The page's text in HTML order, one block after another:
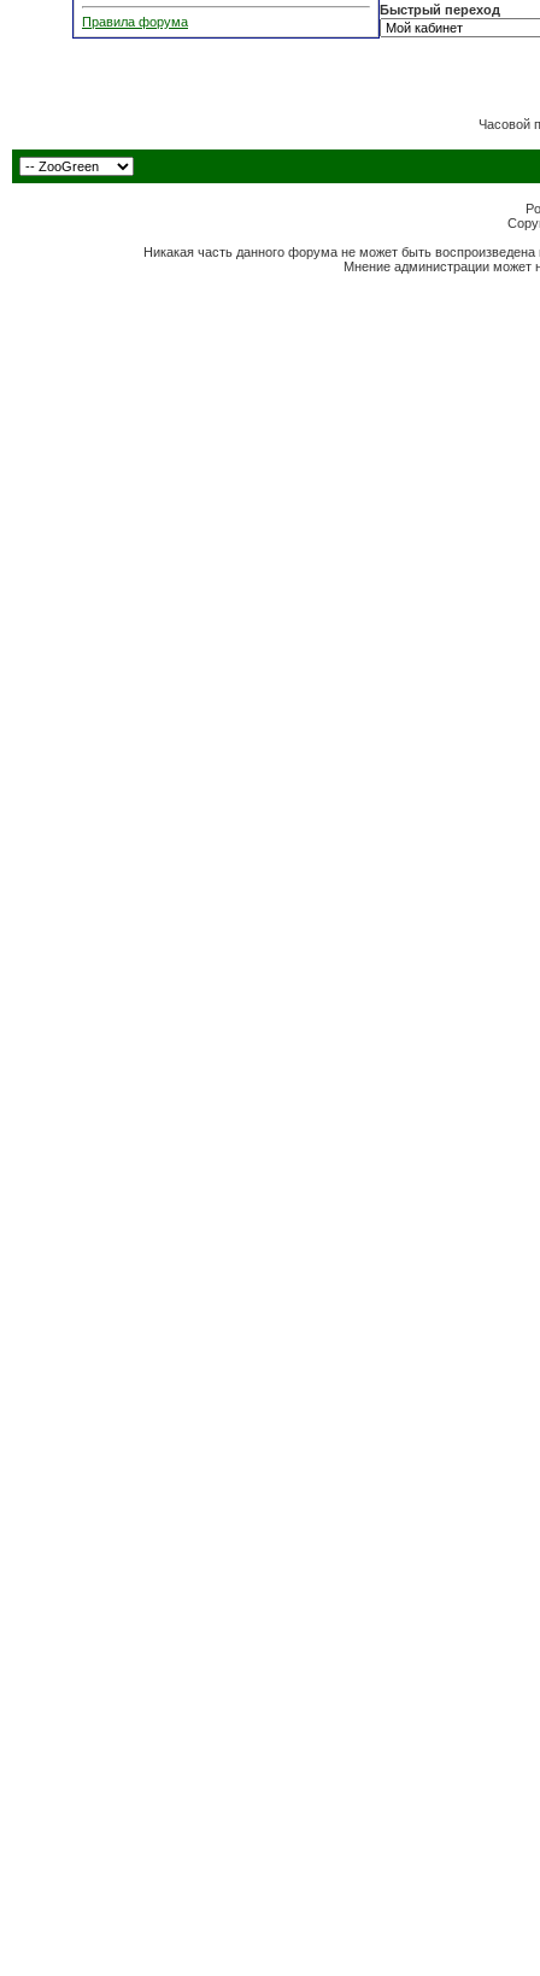
Правила форума
Быстрый переход
Часовой
Никакая часть данного форума не может быть
Мнение администрации может